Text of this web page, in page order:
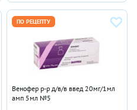
ПО РЕЦЕПТУ
Венофер р-р д/в/в введ 20мг/1мл
амп 5мл №5